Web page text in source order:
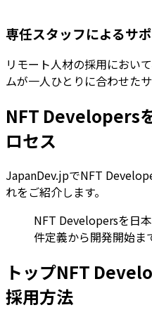
専任スタッフによるサ
リモート人材の採用におい
ムが一人ひとりに合わせた
NFT Developers
ロセス
JapanDev.jpでNFT
れをご紹介します。
NFT Developersを日
件定義から開発開始ま
トップNFT
採用方法